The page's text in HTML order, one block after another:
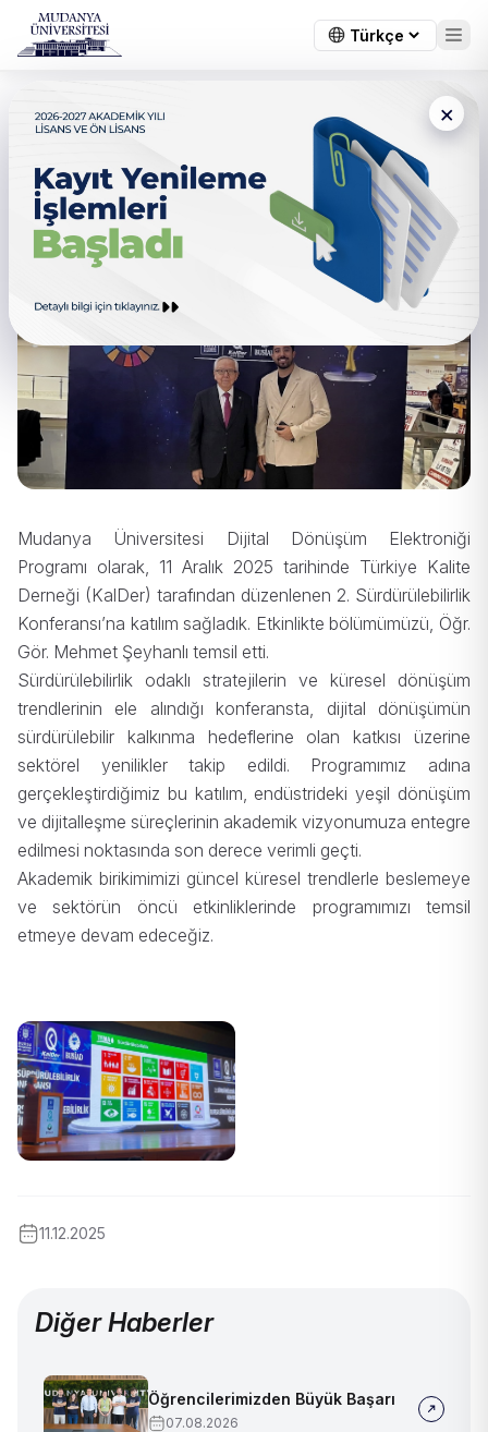
×
KalDer 2. Sürdürülebilirlik
Konferansı’na Katılım Sağladık
Mudanya Üniversitesi Dijital Dönüşüm Elektroniği
Programı olarak, 11 Aralık 2025 tarihinde Türkiye Kalite
Derneği (KalDer) tarafından düzenlenen 2. Sürdürülebilirlik
Konferansı’na katılım sağladık. Etkinlikte bölümümüzü, Öğr.
Gör. Mehmet Şeyhanlı temsil etti.
Sürdürülebilirlik odaklı stratejilerin ve küresel dönüşüm
trendlerinin ele alındığı konferansta, dijital dönüşümün
sürdürülebilir kalkınma hedeflerine olan katkısı üzerine
sektörel yenilikler takip edildi. Programımız adına
gerçekleştirdiğimiz bu katılım, endüstrideki yeşil dönüşüm
ve dijitalleşme süreçlerinin akademik vizyonumuza entegre
edilmesi noktasında son derece verimli geçti.
Akademik birikimimizi güncel küresel trendlerle beslemeye
ve sektörün öncü etkinliklerinde programımızı temsil
etmeye devam edeceğiz.
11.12.2025
Diğer Haberler
Öğrencilerimizden Büyük Başarı
07.08.2026